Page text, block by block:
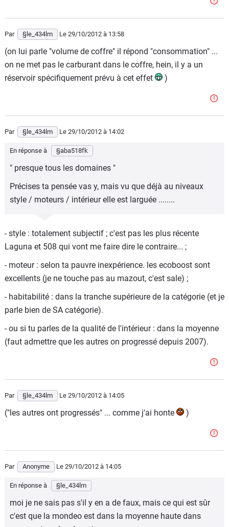
Par §le_434lm Le 29/10/2012 à 13:58
(on lui parle "volume de coffre" il répond "consommation" ...
on ne met pas le carburant dans le coffre, hein, il y a un
réservoir spécifiquement prévu à cet effet
)
Par §le_434lm Le 29/10/2012 à 14:02
En réponse à §aba518fk
" presque tous les domaines "
Précises ta pensée vas y, mais vu que déjà au niveaux
style / moteurs / intérieur elle est larguée ........
- style : totalement subjectif ; c'est pas les plus récente
Laguna et 508 qui vont me faire dire le contraire... ;
- moteur : selon ta pauvre inexpérience. les ecoboost sont
excellents (je ne touche pas au mazout, c'est sale) ;
- habitabilité : dans la tranche supérieure de la catégorie (et je
parle bien de SA catégorie).
- ou si tu parles de la qualité de l'intérieur : dans la moyenne
(faut admettre que les autres on progressé depuis 2007).
Par §le_434lm Le 29/10/2012 à 14:05
("les autres ont progressés" ... comme j'ai honte )
Par Anonyme Le 29/10/2012 à 14:05
En réponse à §le_434lm
moi je ne sais pas s'il y en a de faux, mais ce qui est sûr
c'est que la mondeo est dans la moyenne haute dans